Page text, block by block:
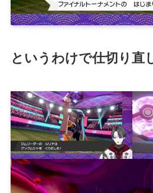
というわけで仕切り直